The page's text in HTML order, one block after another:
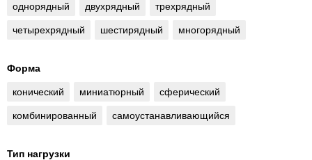
однорядный двухрядный трехрядный
четырехрядный шестирядный многорядный
Форма
конический миниатюрный сферический
комбинированный самоустанавливающийся
Тип нагрузки